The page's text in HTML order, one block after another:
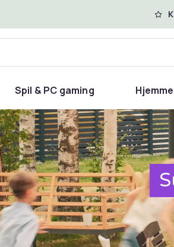
Spil & PC gaming